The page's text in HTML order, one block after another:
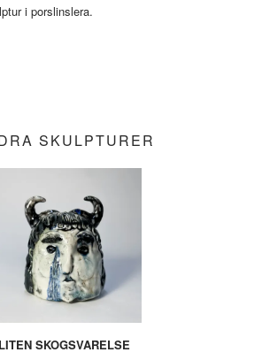
i porslinslera.
SKULPTURER
LITEN SKOGSVARELSE